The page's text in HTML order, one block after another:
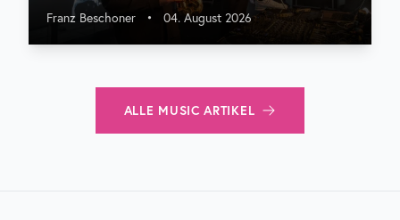
Franz Beschoner • 04. August 2026
ALLE MUSIC ARTIKEL